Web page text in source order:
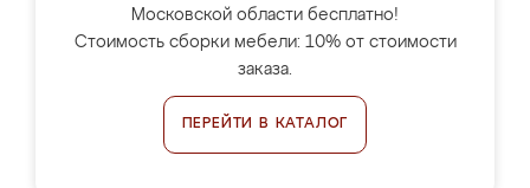
Московской области бесплатно!
Стоимость сборки мебели: 10% от стоимости
заказа.
ПЕРЕЙТИ В КАТАЛОГ